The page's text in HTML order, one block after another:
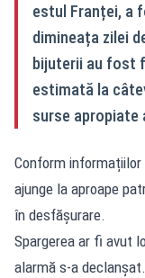
estul Franței, a
dimineața zilei
bijuterii au fost
estimată la
surse apropiate
Conform informațiilor
ajunge la aproape
în desfășurare.
Spargerea ar fi avut
alarmă s-a